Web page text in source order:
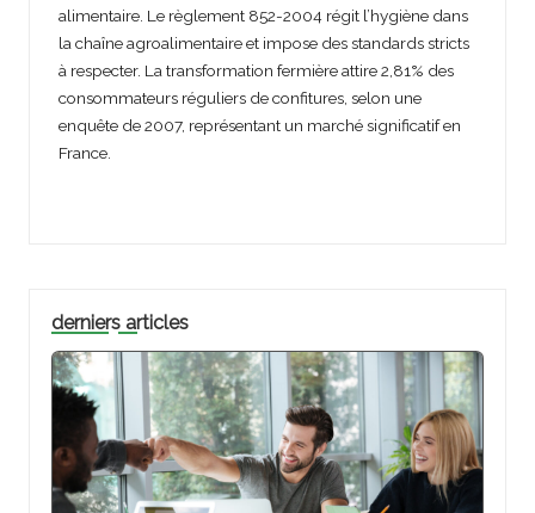
alimentaire. Le règlement 852-2004 régit l’hygiène dans
la chaîne agroalimentaire et impose des standards stricts
à respecter. La transformation fermière attire 2,81% des
consommateurs réguliers de confitures, selon une
enquête de 2007, représentant un marché significatif en
France.
derniers articles